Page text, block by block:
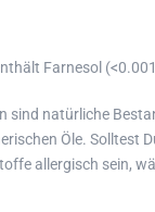
Farnesol
sind natürliche
Öle. Solltest
allergisch sein,